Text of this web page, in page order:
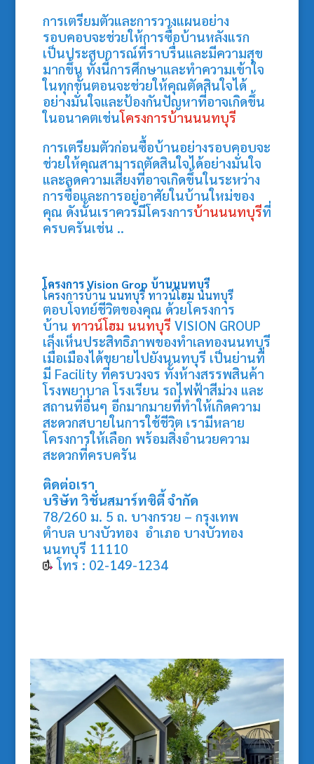
การเตรียมตัวและการวางแผนอย่าง
รอบคอบจะช่วยให้การซื้อบ้านหลังแรก
เป็นประสบการณ์ที่ราบรื่นและมีความสุข
มากขึ้น ทั้งนี้การศึกษาและทำความเข้าใจ
ในทุกขั้นตอนจะช่วยให้คุณตัดสินใจได้
อย่างมั่นใจและป้องกันปัญหาที่อาจเกิดขึ้น
ในอนาคตเช่นโครงการบ้านนนทบุรี
การเตรียมตัวก่อนซื้อบ้านอย่างรอบคอบจะ
ช่วยให้คุณสามารถตัดสินใจได้อย่างมั่นใจ
และลดความเสี่ยงที่อาจเกิดขึ้นในระหว่าง
การซื้อและการอยู่อาศัยในบ้านใหม่ของ
คุณ ดังนั้นเราควรมีโครงการบ้านนนทบุรีที่
ครบครันเช่น ..
โครงการ Vision Grop บ้านนนทบุรี
โครงการบ้าน นนทบุรี ทาวน์โฮม นนทบุรี
ตอบโจทย์ชีวิตของคุณ ด้วยโครงการ
บ้าน ทาวน์โฮม นนทบุรี VISION GROUP
เล็งเห็นประสิทธิภาพของทำเลทองนนทบุรี
เมื่อเมืองได้ขยายไปยังนนทบุรี เป็นย่านที่
มี Facility ที่ครบวงจร ทั้งห้างสรรพสินค้า
โรงพยาบาล โรงเรียน รถไฟฟ้าสีม่วง และ
สถานที่อื่นๆ อีกมากมายที่ทำให้เกิดความ
สะดวกสบายในการใช้ชีวิต เรามีหลาย
โครงการให้เลือก พร้อมสิ่งอำนวยความ
สะดวกที่ครบครัน
ติดต่อเรา
บริษัท วิชั่นสมาร์ทซิตี้ จำกัด
78/260 ม. 5 ถ. บางกรวย – กรุงเทพ
ตำบล บางบัวทอง อำเภอ บางบัวทอง
นนทบุรี 11110
โทร : 02-149-1234